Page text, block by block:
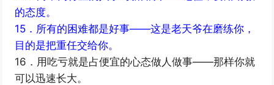
的态度。
15．所有的困难都是好事——这是老天爷在磨练你，
目的是把重任交给你。
16．用吃亏就是占便宜的心态做人做事——那样你就
可以迅速长大。